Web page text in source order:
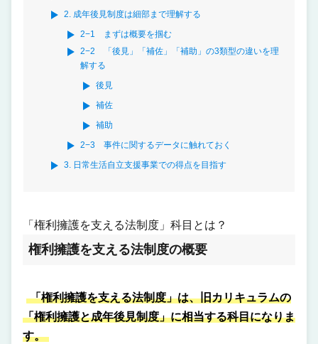
2. 成年後見制度は細部まで理解する
2−1 まずは概要を掴む
2−2 「後見」「補佐」「補助」の3類型の違いを理
解する
後見
補佐
補助
2−3 事件に関するデータに触れておく
3. 日常生活自立支援事業での得点を目指す
「権利擁護を支える法制度」科目とは？
権利擁護を支える法制度の概要
「権利擁護を支える法制度」は、旧カリキュラムの
「権利擁護と成年後見制度」に相当する科目になりま
す。